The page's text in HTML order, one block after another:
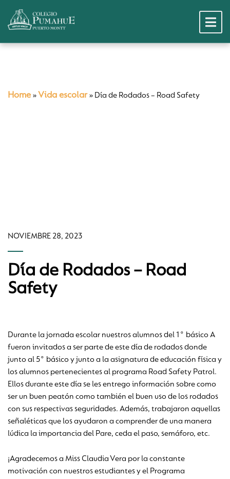
Home » Vida escolar» Día de Rodados – Road Safety
NOVIEMBRE 28, 2023
Día de Rodados – Road
Safety
Durante la jornada escolar nuestros alumnos del 1° básico A
fueron invitados a ser parte de este día de rodados donde
junto al 5° básico y junto a la asignatura de educación física y
los alumnos pertenecientes al programa Road Safety Patrol.
Ellos durante este día se les entrego información sobre como
ser un buen peatón como también el buen uso de los rodados
con sus respectivas seguridades. Además, trabajaron aquellas
señaléticas que los ayudaron a comprender de una manera
lúdica la importancia del Pare, ceda el paso, semáforo, etc.
¡Agradecemos a Miss Claudia Vera por la constante
motivación con nuestros estudiantes y el Programa